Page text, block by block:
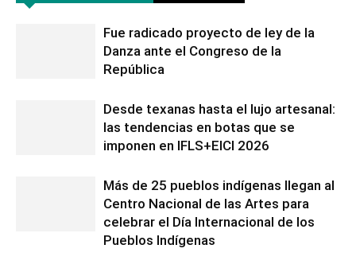
Fue radicado proyecto de ley de la
Danza ante el Congreso de la
República
Desde texanas hasta el lujo artesanal:
las tendencias en botas que se
imponen en IFLS+EICI 2026
Más de 25 pueblos indígenas llegan al
Centro Nacional de las Artes para
celebrar el Día Internacional de los
Pueblos Indígenas